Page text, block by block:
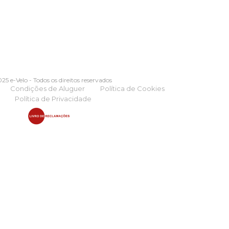
e-Velo - Todos os direitos reservados
Condições de Aluguer
Política de Cookies
Política de Privacidade